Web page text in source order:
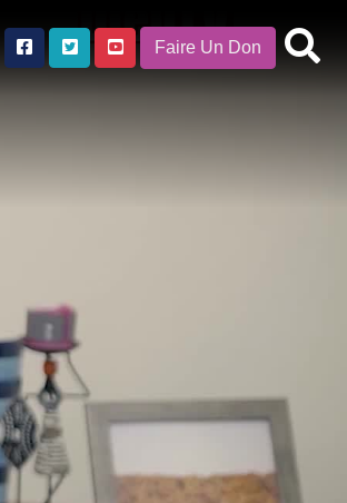
Faire Un Don